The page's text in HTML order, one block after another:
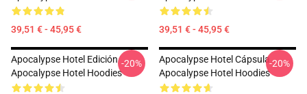
39,51 € - 45,95 € 39,51 € - 45,95 €
Apocalypse Hotel Edición
Apocalypse Hotel Hoodies
-20%
Apocalypse Hotel Cápsula
Apocalypse Hotel Hoodies
-20%